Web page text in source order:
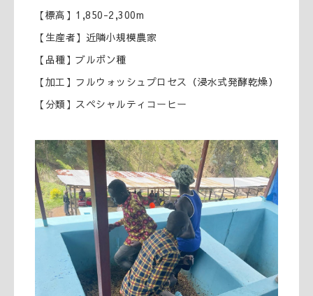
【標高】1,850-2,300m
【生産者】近隣小規模農家
【品種】ブルボン種
【加工】フルウォッシュプロセス（浸水式発酵乾燥）
【分類】スペシャルティコーヒー